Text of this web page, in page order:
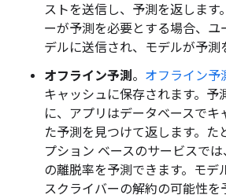
ストを送信し、予測を返します
ーが予測を必要とする場合、ユ
デルに送信され、モデルが予測
オフライン予測。 オフライン予
キャッシュに保存されます。予
に、アプリはデータベースでキ
た予測を見つけて返します。た
プション ベースのサービスで
の離脱率を予測できます。モデ
スクライバーの解約の可能性を